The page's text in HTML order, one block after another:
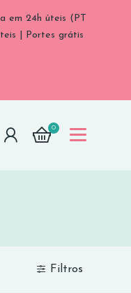
em 24h úteis (PT
| Portes grátis
0
Filtros